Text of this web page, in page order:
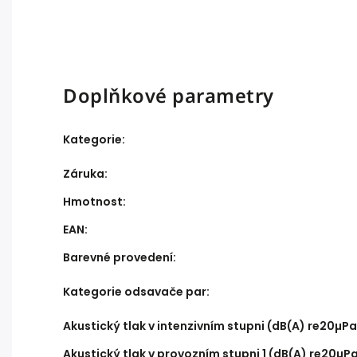
Doplňkové parametry
Kategorie:
Záruka:
Hmotnost:
EAN:
Barevné provedení:
Kategorie odsavače par:
Akustický tlak v intenzivním stupni (dB(A)
Akustický tlak v provozním stupni 1 (dB(A)